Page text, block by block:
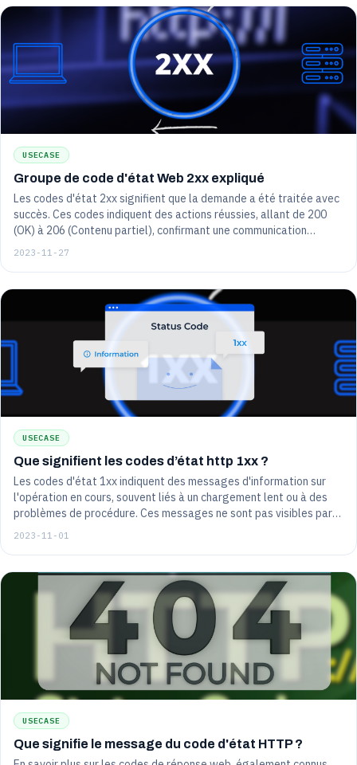
USECASE
Groupe de code d'état Web 2xx expliqué
Les codes d'état 2xx signifient que la demande a été traitée avec
succès. Ces codes indiquent des actions réussies, allant de 200
(OK) à 206 (Contenu partiel), confirmant une communication
efficace entre le client et le serveur.
2023-11-27
USECASE
Que signifient les codes d’état http 1xx ?
Les codes d'état 1xx indiquent des messages d'information sur
l'opération en cours, souvent liés à un chargement lent ou à des
problèmes de procédure. Ces messages ne sont pas visibles par
l'utilisateur final et ne signifient aucune erreur critique.
2023-11-01
USECASE
Que signifie le message du code d'état HTTP ?